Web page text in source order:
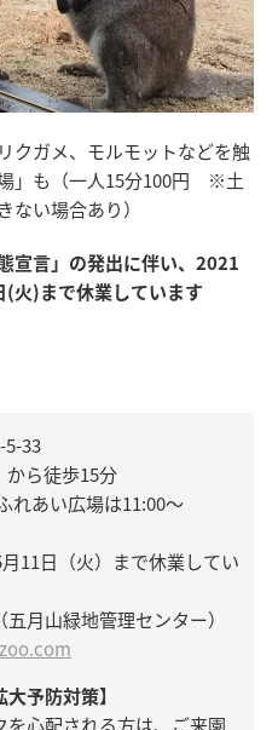
クガメ、モルモットなどを触
」も（一人15分100円 ※土
ない場合あり）
宣言」の発出に伴い、2021
火)まで休業しています
33
ら徒歩15分
れあい広場は11:00〜
日（火）まで休業してい
月山緑地管理センター）
予防対策】
心配される方は、ご来園